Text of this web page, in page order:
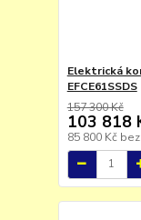
Elektrická
EFCE61SSDS
157 300 Kč
103 818
85 800 Kč